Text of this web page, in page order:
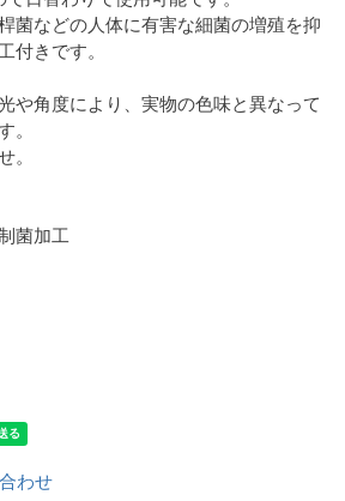
菌などの人体に有害な細菌の増殖を抑
付きです。
や角度により、実物の色味と異なって
。
。
菌加工
わせ